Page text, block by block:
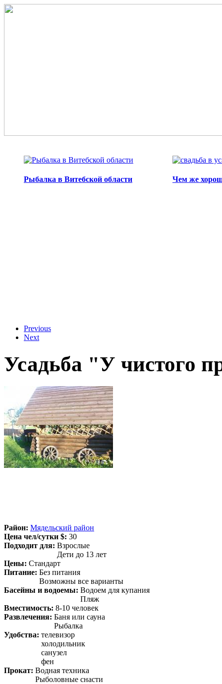
Перейти к основному содержанию
Рыбалка в Витебской области Чем же
Previous
Next
Усадьба "У чистого
Район: Мядельский район
Цена чел/сутки $: 30
Подходит для: Взрослые
Дети до 13 лет
Цены: Стандарт
Питание: Без питания
Возможны все варианты
Басейны и водоемы: Водоем для купания
Пляж
Вместимость: 8-10 человек
Развлечения: Баня или сауна
Рыбалка
Удобства: телевизор
холодильник
санузел
фен
Прокат: Водная техника
Рыболовные снасти